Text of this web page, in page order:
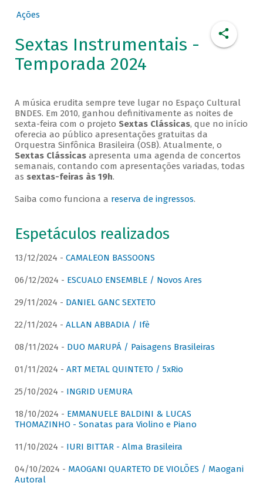
Ações
Sextas Instrumentais -
Temporada 2024
A música erudita sempre teve lugar no Espaço Cultural
BNDES. Em 2010, ganhou definitivamente as noites de
sexta-feira com o projeto Sextas Clássicas, que no início
oferecia ao público apresentações gratuitas da
Orquestra Sinfônica Brasileira (OSB). Atualmente, o
Sextas Clássicasapresenta uma agenda de concertos
semanais, contando com apresentações variadas, todas
as sextas-feiras às 19h.
Saiba como funciona a reserva de ingressos.
Espetáculos realizados
13/12/2024 - CAMALEON BASSOONS
06/12/2024 - ESCUALO ENSEMBLE / Novos Ares
29/11/2024 - DANIEL GANC SEXTETO
22/11/2024 - ALLAN ABBADIA / Ifè
08/11/2024 - DUO MARUPÁ / Paisagens Brasileiras
01/11/2024 - ART METAL QUINTETO / 5xRio
25/10/2024 - INGRID UEMURA
18/10/2024 - EMMANUELE BALDINI & LUCAS
THOMAZINHO - Sonatas para Violino e Piano
11/10/2024 - IURI BITTAR - Alma Brasileira
04/10/2024 - MAOGANI QUARTETO DE VIOLÕES / Maogani
Autoral